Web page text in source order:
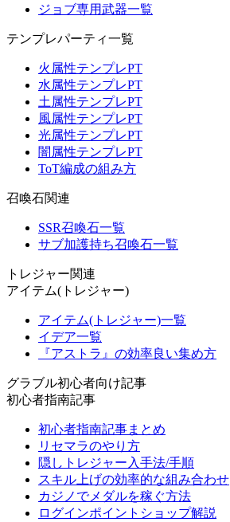
ジョブ専用武器一覧
テンプレパーティ一覧
火属性テンプレPT
水属性テンプレPT
土属性テンプレPT
風属性テンプレPT
光属性テンプレPT
闇属性テンプレPT
ToT編成の組み方
召喚石関連
SSR召喚石一覧
サブ加護持ち召喚石一覧
トレジャー関連
アイテム(トレジャー)
アイテム(トレジャー)一覧
イデア一覧
『アストラ』の効率良い集め方
グラブル初心者向け記事
初心者指南記事
初心者指南記事まとめ
リセマラのやり方
隠しトレジャー入手法/手順
スキル上げの効率的な組み合わせ
カジノでメダルを稼ぐ方法
ログインポイントショップ解説